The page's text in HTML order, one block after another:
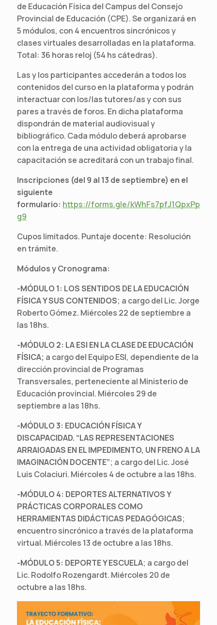
de Educación Física del Campus del Consejo
Provincial de Educación (CPE). Se organizará en
5 módulos, con 4 encuentros sincrónicos y
clases virtuales desarrolladas en la plataforma.
Total: 36 horas reloj (54 hs cátedras).
Las y los participantes accederán a todos los
contenidos del curso en la plataforma y podrán
interactuar con los/las tutores/as y con sus
pares a través de foros. En dicha plataforma
dispondrán de material audiovisual y
bibliográfico. Cada módulo deberá aprobarse
con la entrega de una actividad obligatoria y la
capacitación se acreditará con un trabajo final.
Inscripciones (del 9 al 13 de septiembre) en el
siguiente
formulario: https://forms.gle/kWhFs7pfJ1QpxPp
g9
Cupos limitados. Puntaje docente: Resolución
en trámite.
Módulos y Cronograma:
-MÓDULO 1: LOS SENTIDOS DE LA EDUCACIÓN
FÍSICA Y SUS CONTENIDOS; a cargo del Lic. Jorge
Roberto Gómez. Miércoles 22 de septiembre a
las 18hs.
-MÓDULO 2: LA ESI EN LA CLASE DE EDUCACIÓN
FÍSICA; a cargo del Equipo ESI, dependiente de la
dirección provincial de Programas
Transversales, perteneciente al Ministerio de
Educación provincial. Miércoles 29 de
septiembre a las 18hs.
-MÓDULO 3: EDUCACIÓN FÍSICA Y
DISCAPACIDAD. “LAS REPRESENTACIONES
ARRAIGADAS EN EL IMPEDIMENTO, UN FRENO A LA
IMAGINACIÓN DOCENTE”; a cargo del Lic. José
Luis Colaciuri. Miércoles 4 de octubre a las 18hs.
-MÓDULO 4: DEPORTES ALTERNATIVOS Y
PRÁCTICAS CORPORALES COMO
HERRAMIENTAS DIDÁCTICAS PEDAGÓGICAS;
encuentro sincrónico a través de la plataforma
virtual. Miércoles 13 de octubre a las 18hs.
-MÓDULO 5: DEPORTE Y ESCUELA; a cargo del
Lic. Rodolfo Rozengardt. Miércoles 20 de
octubre a las 18hs.